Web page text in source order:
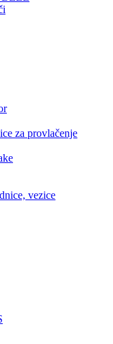
za provlačenje
vezice